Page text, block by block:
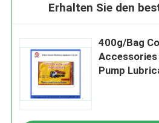
Erhalten Sie den
400g/Bag
Pump